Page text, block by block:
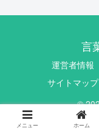
言
運営者情報
サイトマップ
©
メニュー ホーム